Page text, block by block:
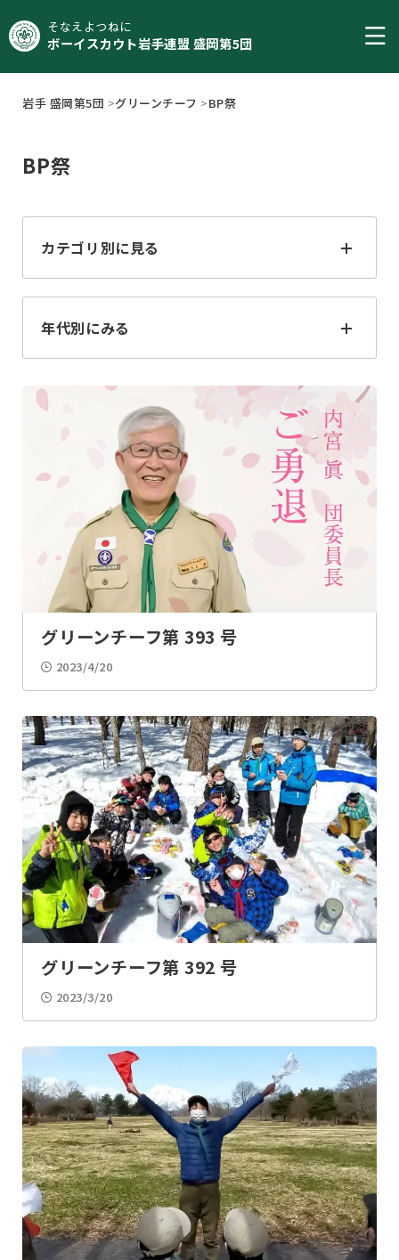
そなえよつねに
ボーイスカウト岩手連盟 盛岡第5団
岩手 盛岡第5団 >グリーンチーフ >BP祭
BP祭
カテゴリ別に見る
奉仕・ボランティア
お便り 野営・舎営
キャンプ 雪中キャンプ
キャンプファイヤー テント作り
スノーシューイング カブビーバーラリー
ルックワイド 100キロハイク
ラフティング カヌー
水・川・海遊び 水質調査
登山
サイクリング 手旗
ロープ結び モールス
計測 座標
BP祭 表彰
年代別にみる
2025 2024
2022
2019 2018
グリーンチーフ第 393 号
2023/4/20
グリーンチーフ第 392 号
2023/3/20